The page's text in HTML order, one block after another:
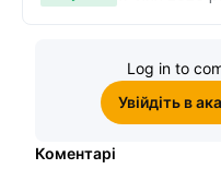
Log in to
Увійдіть в
Коментарі